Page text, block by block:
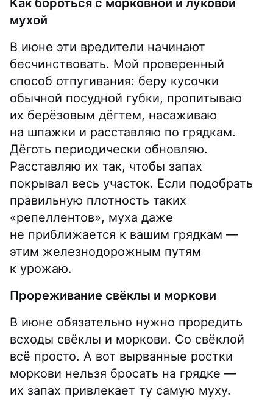
Как бороться с морковной и луковой
мухой
В июне эти вредители начинают
бесчинствовать. Мой проверенный
способ отпугивания: беру кусочки
обычной посудной губки, пропитываю
их берёзовым дёгтем, насаживаю
на шпажки и расставляю по грядкам.
Дёготь периодически обновляю.
Расставляю их так, чтобы запах
покрывал весь участок. Если подобрать
правильную плотность таких
«репеллентов», муха даже
не приближается к вашим грядкам —
этим железнодорожным путям
к урожаю.
Прореживание свёклы и моркови
В июне обязательно нужно проредить
всходы свёклы и моркови. Со свёклой
всё просто. А вот вырванные ростки
моркови нельзя бросать на грядке —
их запах привлекает ту самую муху.